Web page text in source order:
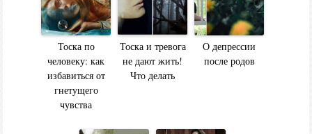
Тоска по
человеку: как
избавиться от
гнетущего
чувства
Тоска и тревога
не дают жить!
Что делать
О депрессии
после родов